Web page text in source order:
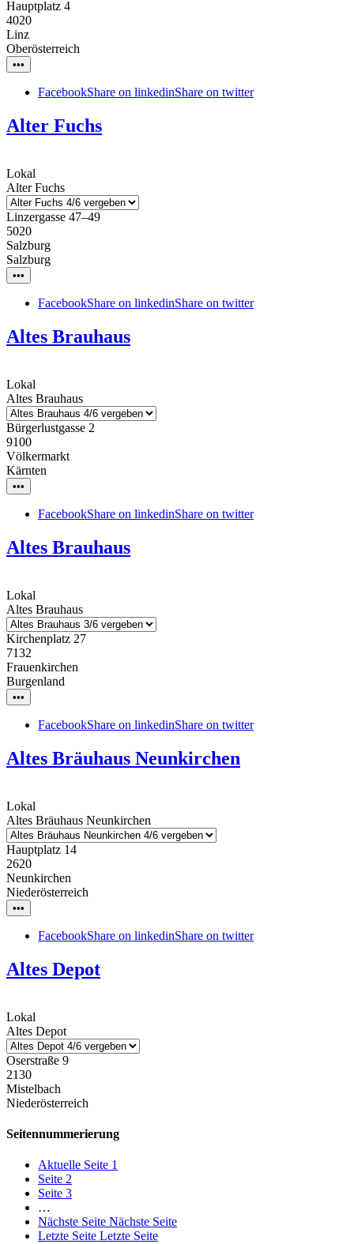
Hauptplatz 4
4020
Linz
Oberösterreich
•••
FacebookShare on linkedinShare on twitter
Alter Fuchs
Lokal
Alter Fuchs
Linzergasse 47–49
5020
Salzburg
Salzburg
•••
FacebookShare on linkedinShare on twitter
Altes Brauhaus
Lokal
Altes Brauhaus
Bürgerlustgasse 2
9100
Völkermarkt
Kärnten
•••
FacebookShare on linkedinShare on twitter
Altes Brauhaus
Lokal
Altes Brauhaus
Kirchenplatz 27
7132
Frauenkirchen
Burgenland
•••
FacebookShare on linkedinShare on twitter
Altes Bräuhaus Neunkirchen
Lokal
Altes Bräuhaus Neunkirchen
Hauptplatz 14
2620
Neunkirchen
Niederösterreich
•••
FacebookShare on linkedinShare on twitter
Altes Depot
Lokal
Altes Depot
Oserstraße 9
2130
Mistelbach
Niederösterreich
Seitennummerierung
Aktuelle Seite 1
Seite 2
Seite 3
…
Nächste Seite Nächste Seite
Letzte Seite Letzte Seite